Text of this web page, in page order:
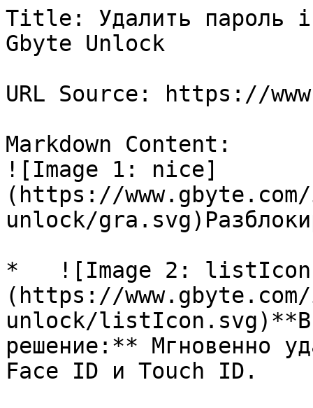
Title: Удалить пароль
Gbyte Unlock
URL Source: https://
Markdown Content:
![Image 1: nice]
(https://
unlock/
*   ![Image 2:
(https://
unlock/
решение:** Мгновенно
Face ID и Touch ID.